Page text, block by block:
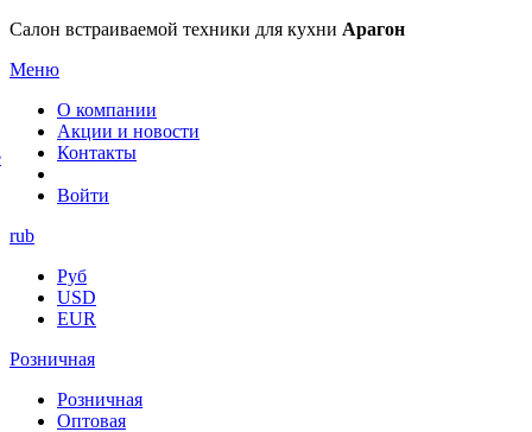
Салон встраиваемой техники для кухни Арагон
Меню
О компании
Акции и новости
Контакты
Войти
rub
Руб
USD
EUR
Розничная
Розничная
Оптовая